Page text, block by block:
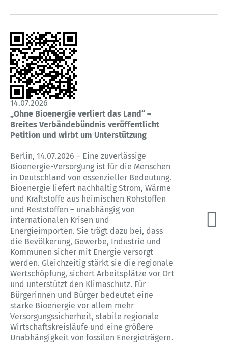
14.07.2026
„Ohne Bioenergie verliert das Land“ –
Breites Verbändebündnis veröffentlicht
Petition und wirbt um Unterstützung
Berlin, 14.07.2026 – Eine zuverlässige
Bioenergie-Versorgung ist für die Menschen
in Deutschland von essenzieller Bedeutung.
Bioenergie liefert nachhaltig Strom, Wärme
und Kraftstoffe aus heimischen Rohstoffen
und Reststoffen – unabhängig von
internationalen Krisen und
Energieimporten. Sie trägt dazu bei, dass
die Bevölkerung, Gewerbe, Industrie und
Kommunen sicher mit Energie versorgt
werden. Gleichzeitig stärkt sie die regionale
Wertschöpfung, sichert Arbeitsplätze vor Ort
und unterstützt den Klimaschutz. Für
Bürgerinnen und Bürger bedeutet eine
starke Bioenergie vor allem mehr
Versorgungssicherheit, stabile regionale
Wirtschaftskreisläufe und eine größere
Unabhängigkeit von fossilen Energieträgern.